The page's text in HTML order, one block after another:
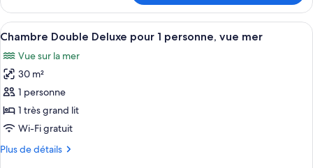
mer
le
type
de
Chambre
Deluxe,
vue
mer
Afficher
toutes
les
photos
pour
ce
type
chambre :
Une chambre d’hôtel avec un lit,
4
Chambre Double Deluxe pour 1 personne, vue mer
Vue sur la mer
30 m²
1 personne
1 très grand lit
Wi-Fi gratuit
Plus de détails
Plus